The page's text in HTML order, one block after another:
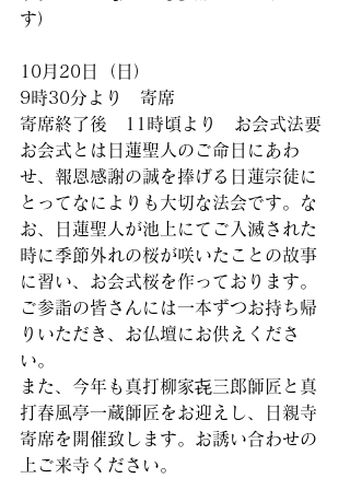
す）
10月20日（日）
9時30分より　寄席
寄席終了後　11時頃より　お会式法要
お会式とは日蓮聖人のご命日にあわ
せ、報恩感謝の誠を捧げる日蓮宗徒に
とってなによりも大切な法会です。な
お、日蓮聖人が池上にてご入滅された
時に季節外れの桜が咲いたことの故事
に習い、お会式桜を作っております。
ご参詣の皆さんには一本ずつお持ち帰
りいただき、お仏壇にお供えくださ
い。
また、今年も真打柳家㐂三郎師匠と真
打春風亭一蔵師匠をお迎えし、日親寺
寄席を開催致します。お誘い合わせの
上ご来寺ください。